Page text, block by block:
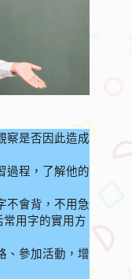
察是否因此造成
過程，了解他的
不會背，不用急
用字的實用方
、參加活動，增